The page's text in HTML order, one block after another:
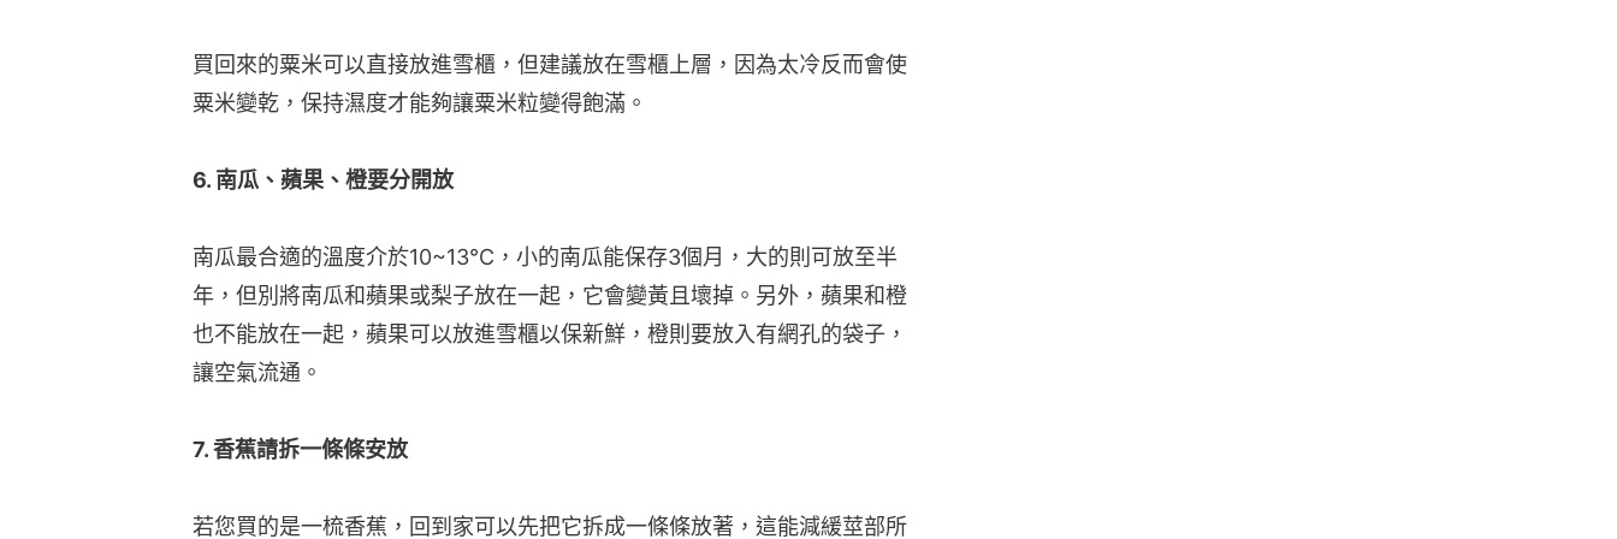
買回來的粟米可以直接放進雪櫃，但建議放在雪櫃上層，因為太冷反而會使
粟米變乾，保持濕度才能夠讓粟米粒變得飽滿。
6. 南瓜、蘋果、橙要分開放
南瓜最合適的溫度介於10~13°C，小的南瓜能保存3個月，大的則可放至半
年，但別將南瓜和蘋果或梨子放在一起，它會變黃且壞掉。另外，蘋果和橙
也不能放在一起，蘋果可以放進雪櫃以保新鮮，橙則要放入有網孔的袋子，
讓空氣流通。
7. 香蕉請拆一條條安放
若您買的是一梳香蕉，回到家可以先把它拆成一條條放著，這能減緩莖部所